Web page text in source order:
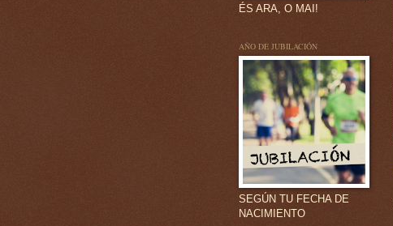
ÉS ARA, O MAI!
AÑO DE JUBILACIÓN
SEGÚN TU FECHA DE
NACIMIENTO